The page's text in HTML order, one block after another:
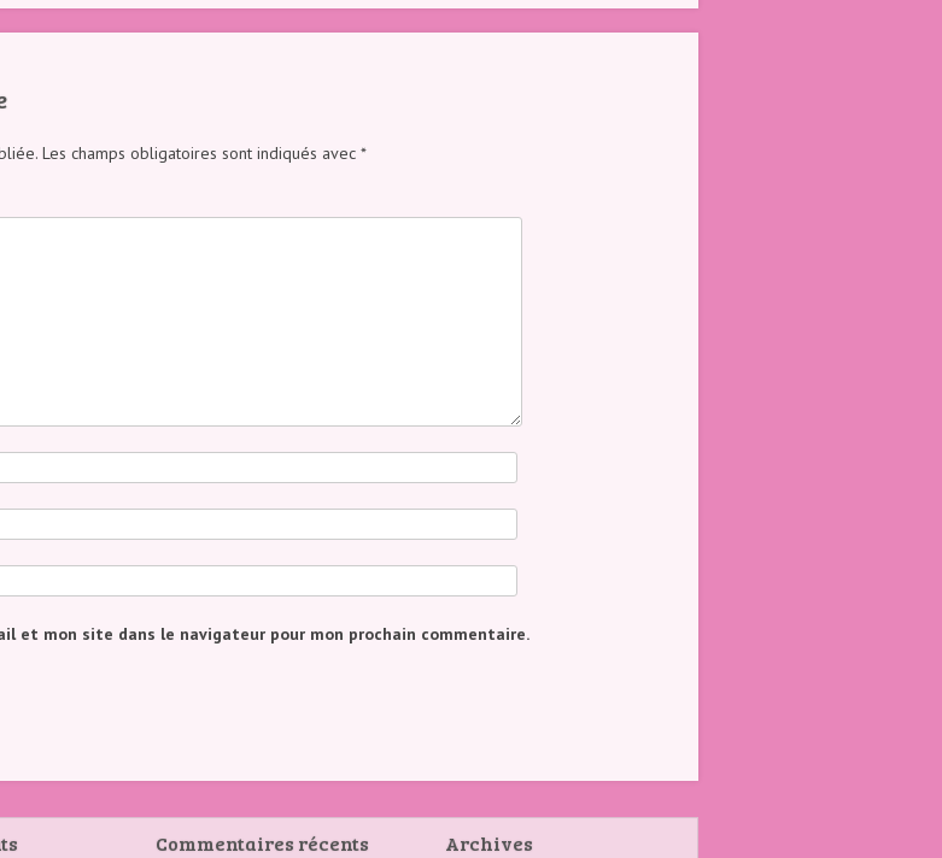
Les champs obligatoires sont indiqués avec *
et mon site dans le navigateur pour mon prochain commentaire.
Commentaires récents Archives